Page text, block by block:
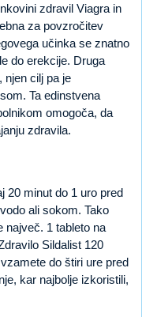
zdravil Viagra in
za povzročitev
učinka se znatno
do erekcije. Druga
njen cilj pa je
Ta edinstvena
omogoča, da
zdravila.
20 minut do 1 uro pred
ali sokom. Tako
največ. 1 tableto na
Sildalist 120
do štiri ure pred
kar najbolje izkoristili,